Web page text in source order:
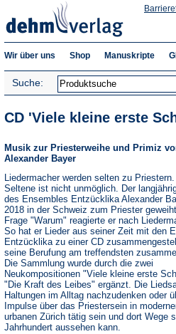
Wir über uns Shop Manuskripte
Suche:
CD 'Viele kleine erste
Musik zur Priesterweihe und Primiz
Alexander Bayer
Liedermacher werden selten zu
Seltene ist nicht unmöglich. Der
des Ensembles Entzücklika Alexander
2018 in der Schweiz zum Priester
Frage "Warum" reagierte er nach
So hat er Lieder aus seiner Zeit mit den
Entzücklika zu einer CD
seine Berufung am treffendsten
Die Sammlung wurde durch die zwei
Neukompositionen "Viele kleine erste
"Die Kraft des Leibes" ergänzt. Die
Haltungen im Alltag nachzudenken oder
Impulse über das Priestersein in
urbanen Zürich tätig sein und dort Wege
Jahrhundert aussehen kann.